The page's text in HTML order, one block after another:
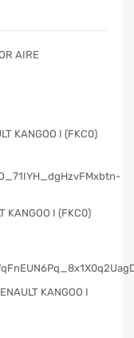
AIRE
KANGOO I (FKC0)
KANGOO I (FKC0)
KANGOO I